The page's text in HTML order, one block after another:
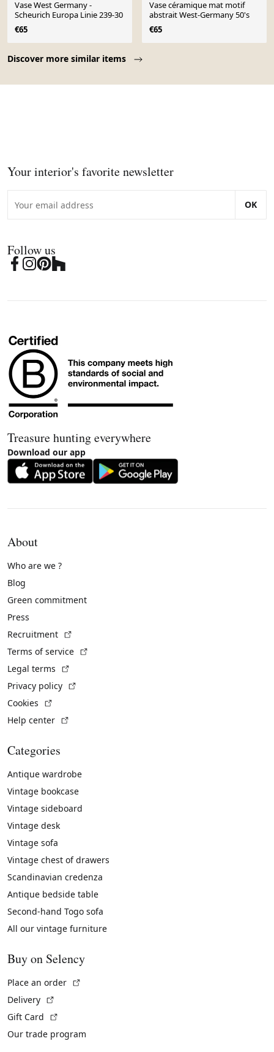
Discover more similar items
Vase West Germany -
Scheurich Europa Linie 239-30
€65
Vase céramique mat motif
abstrait West-Germany 50's
€65
Your interior's favorite newsletter
OK
Follow us
Treasure hunting everywhere
Download our app
About
Who are we ?
Blog
Green commitment
Press
Recruitment
Terms of service
Legal terms
Privacy policy
Cookies
Help center
Categories
Antique wardrobe
Vintage bookcase
Vintage sideboard
Vintage desk
Vintage sofa
Vintage chest of drawers
Scandinavian credenza
Antique bedside table
Second-hand Togo sofa
All our vintage furniture
Buy on Selency
Place an order
Delivery
Gift Card
Our trade program